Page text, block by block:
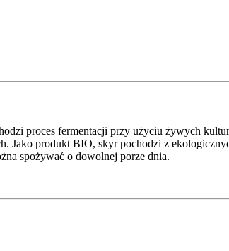
proces fermentacji przy użyciu żywych
Jako produkt BIO, skyr pochodzi z
spożywać o dowolnej porze dnia.